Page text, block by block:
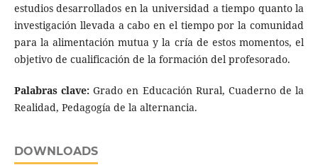
estudios desarrollados en la universidad a tiempo quanto la
investigación llevada a cabo en el tiempo por la comunidad
para la alimentación mutua y la cría de estos momentos, el
objetivo de cualificación de la formación del profesorado.
Palabras clave: Grado en Educación Rural, Cuaderno de la
Realidad, Pedagogía de la alternancia.
DOWNLOADS